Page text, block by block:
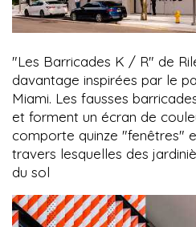
"Les Barricades K / R" de
davantage inspirées par le
Miami. Les fausses
et forment un écran de
comporte quinze "fenêtres"
travers lesquelles des
du sol